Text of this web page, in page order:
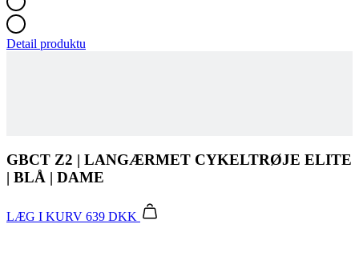
Detail produktu
GBCT Z2 | LANGÆRMET CYKELTRØJE ELITE
| BLÅ | DAME
LÆG I KURV 639 DKK